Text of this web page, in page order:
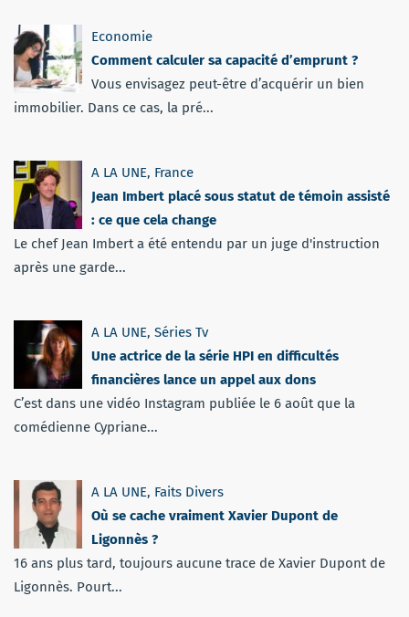
Economie
Comment calculer sa capacité d’emprunt ?
Vous envisagez peut-être d’acquérir un bien
immobilier. Dans ce cas, la pré...
A LA UNE, France
Jean Imbert placé sous statut de témoin assisté
: ce que cela change
Le chef Jean Imbert a été entendu par un juge d'instruction
après une garde...
A LA UNE, Séries Tv
Une actrice de la série HPI en difficultés
financières lance un appel aux dons
C’est dans une vidéo Instagram publiée le 6 août que la
comédienne Cypriane...
A LA UNE, Faits Divers
Où se cache vraiment Xavier Dupont de
Ligonnès ?
16 ans plus tard, toujours aucune trace de Xavier Dupont de
Ligonnès. Pourt...